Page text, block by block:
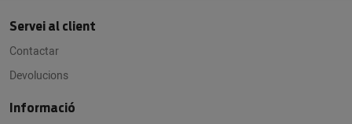
Servei al client
Contactar
Devolucions
Informació